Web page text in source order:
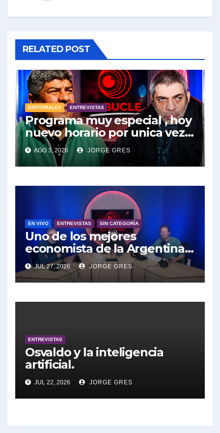
RELATED POST
EDITORIALES ENTREVISTAS
Programa muy especial , hoy
nuevo horario por unica vez .
Pablo Moyano en vivo sobran
las palabras, te esperamos
en el Bucle 10:30 3/8/2026
AGO 3, 2026 JORGE GRES
EN VIVO ENTREVISTAS SIN CATEGORÍA
Uno de los mejores
economista de la Argentina
engalana a el Bucle; Gustavo
Marangoni en vivo hoy
27/7/2026 a las 16:30, no te lo
JUL 27, 2026 JORGE GRES
ENTREVISTAS
Osvaldo y la inteligencia
artificial.
JUL 22, 2026 JORGE GRES